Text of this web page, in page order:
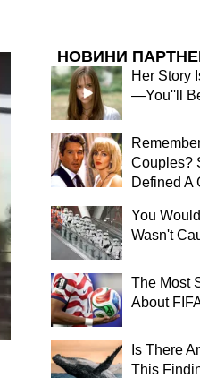
НОВИНИ
Her Story
—You''ll
Couples?
Defined A
You
Wasn't
The Most
About
Is There
This